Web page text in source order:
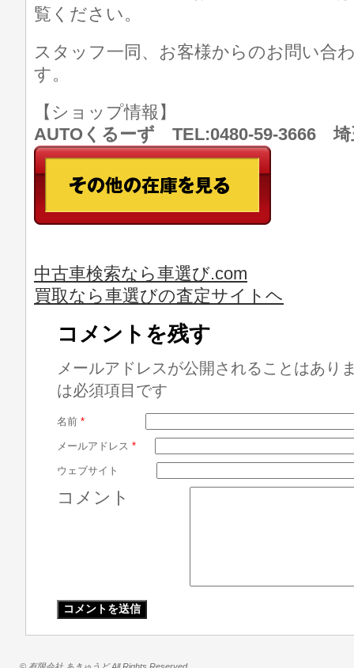
覧ください。
スタッフ一同、お客様からのお問い合
す。
【ショップ情報】
AUTOくるーず TEL:0480-59-3666 埼
中古車検索なら車選び.com
買取なら車選びの査定サイトヘ
コメントを残す
メールアドレスが公開されることはあり
は必須項目です
名前 *
メールアドレス *
ウェブサイト
コメント